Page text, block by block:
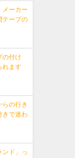
メーカー
テープの
の付け
れます
らの行き
きで迷わ
ンド」っ